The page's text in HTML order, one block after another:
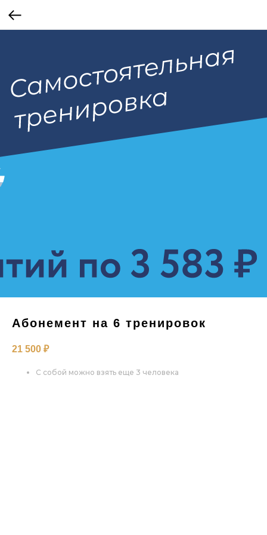
Абонемент на 6 тренировок
21 500 ₽
С собой можно взять еще 3 человека